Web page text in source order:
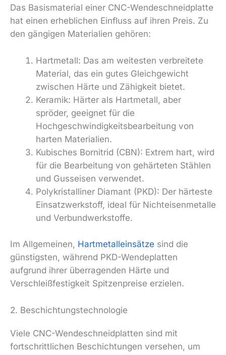
Das Basismaterial einer CNC-Wendeschneidplatte
hat einen erheblichen Einfluss auf ihren Preis. Zu
den gängigen Materialien gehören:
Hartmetall: Das am weitesten verbreitete
Material, das ein gutes Gleichgewicht
zwischen Härte und Zähigkeit bietet.
Keramik: Härter als Hartmetall, aber
spröder, geeignet für die
Hochgeschwindigkeitsbearbeitung von
harten Materialien.
Kubisches Bornitrid (CBN): Extrem hart, wird
für die Bearbeitung von gehärteten Stählen
und Gusseisen verwendet.
Polykristalliner Diamant (PKD): Der härteste
Einsatzwerkstoff, ideal für Nichteisenmetalle
und Verbundwerkstoffe.
Im Allgemeinen, Hartmetalleinsätze sind die
günstigsten, während PKD-Wendeplatten
aufgrund ihrer überragenden Härte und
Verschleißfestigkeit Spitzenpreise erzielen.
2. Beschichtungstechnologie
Viele CNC-Wendeschneidplatten sind mit
fortschrittlichen Beschichtungen versehen, um